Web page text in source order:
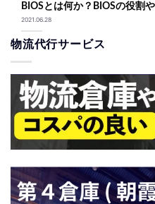
BIOSとは何か？BIOSの役割
2021.06.28
物流代行サービス